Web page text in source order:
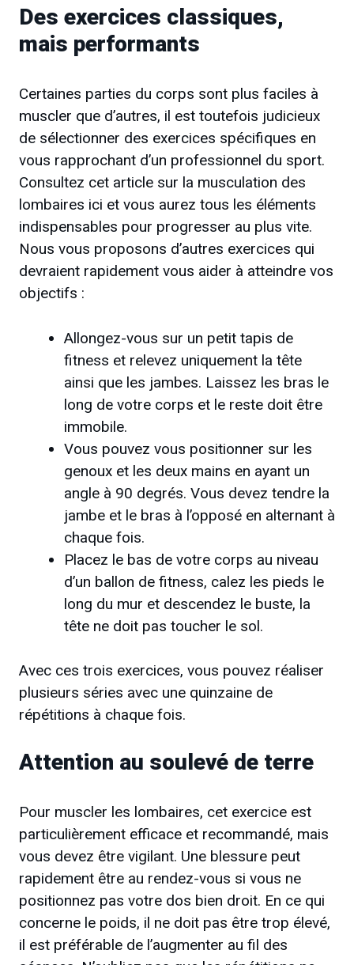
Des exercices classiques,
mais performants
Certaines parties du corps sont plus faciles à
muscler que d’autres, il est toutefois judicieux
de sélectionner des exercices spécifiques en
vous rapprochant d’un professionnel du sport.
Consultez cet article sur la musculation des
lombaires ici et vous aurez tous les éléments
indispensables pour progresser au plus vite.
Nous vous proposons d’autres exercices qui
devraient rapidement vous aider à atteindre vos
objectifs :
Allongez-vous sur un petit tapis de
fitness et relevez uniquement la tête
ainsi que les jambes. Laissez les bras le
long de votre corps et le reste doit être
immobile.
Vous pouvez vous positionner sur les
genoux et les deux mains en ayant un
angle à 90 degrés. Vous devez tendre la
jambe et le bras à l’opposé en alternant à
chaque fois.
Placez le bas de votre corps au niveau
d’un ballon de fitness, calez les pieds le
long du mur et descendez le buste, la
tête ne doit pas toucher le sol.
Avec ces trois exercices, vous pouvez réaliser
plusieurs séries avec une quinzaine de
répétitions à chaque fois.
Attention au soulevé de terre
Pour muscler les lombaires, cet exercice est
particulièrement efficace et recommandé, mais
vous devez être vigilant. Une blessure peut
rapidement être au rendez-vous si vous ne
positionnez pas votre dos bien droit. En ce qui
concerne le poids, il ne doit pas être trop élevé,
il est préférable de l’augmenter au fil des